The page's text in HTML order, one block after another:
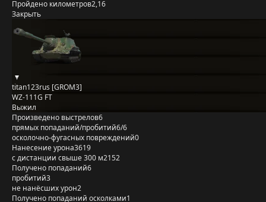
Пройдено километров2,16
Закрыть
titan123rus [GROM3]
WZ-111G FT
Выжил
Произведено выстрелов6
прямых попаданий/пробитий6/6
осколочно-фугасных повреждений0
Нанесение урона3619
с дистанции свыше 300 м2152
Получено попаданий6
пробитий3
не нанёсших урон2
Получено попаданий осколками1